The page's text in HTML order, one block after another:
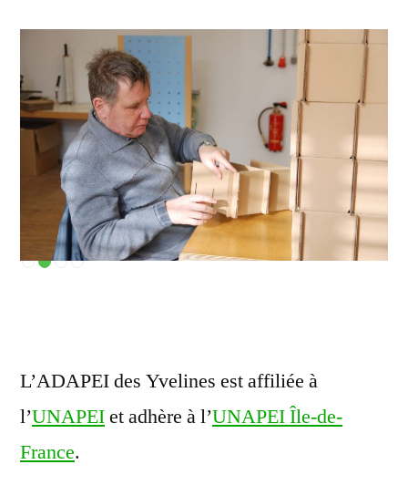
L’ADAPEI des Yvelines est affiliée à
l’UNAPEIet adhère à l’UNAPEI Île-de-
France.